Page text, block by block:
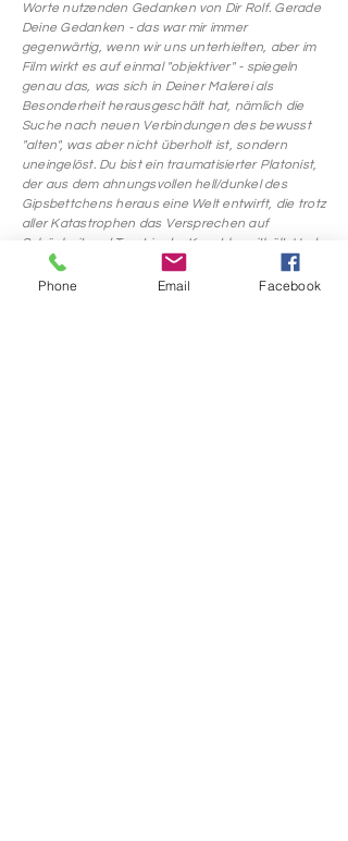
Worte nutzenden Gedanken von Dir Rolf. Gerade
Deine Gedanken - das war mir immer
gegenwärtig, wenn wir uns unterhielten, aber im
Film wirkt es auf einmal "objektiver" - spiegeln
genau das, was sich in Deiner Malerei als
Besonderheit herausgeschält hat, nämlich die
Suche nach neuen Verbindungen des bewusst
"alten", was aber nicht überholt ist, sondern
uneingelöst. Du bist ein traumatisierter Platonist,
der aus dem ahnungsvollen hell/dunkel des
Gipsbettchens heraus eine Welt entwirft, die trotz
aller Katastrophen das Versprechen auf
Schönheit und Trost in der Kunst bereithält. Und
dann kommt Claudia und hält Dir genau den
Spiegel vor, in den zu schauen eigentlich ein
Phone Email Facebook